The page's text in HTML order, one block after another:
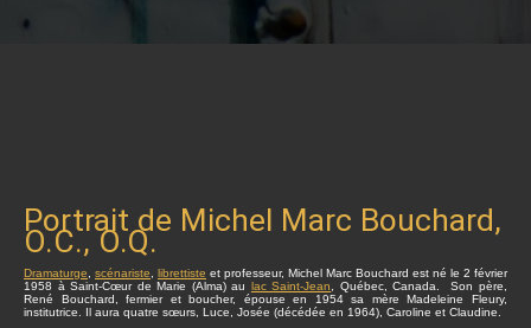
Portrait de Michel Marc Bouchard,
O.C., O.Q.
Dramaturge scénariste librettiste et professeur, Michel Marc Bouchard est né le 2 février
1958 à Saint-Cœur de Marie (Alma) au lac Saint-Jean
, Québec, Canada. Son père,
René Bouchard, fermier et boucher, épouse en 1954 sa mère Madeleine Fleury,
institutrice. Il aura quatre sœurs, Luce, Josée (décédée en 1964), Caroline et Claudine.